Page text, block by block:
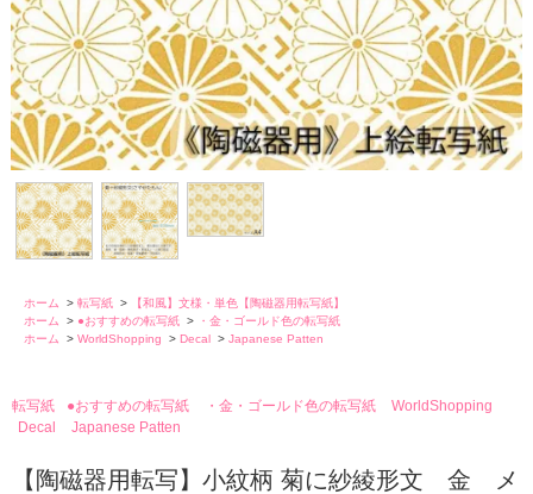
ホーム > 転写紙 >
【和風】文様・単色【陶磁器用転写紙】
ホーム
> ●おすすめの転写紙 >
・金・ゴールド色の転写紙
ホーム
> WorldShopping > Decal > Japanese Patten
転写紙 ●おすすめの転写紙 ・金・ゴールド色の転写紙
WorldShopping
Decal
Japanese Patten
【陶磁器用転写】小紋柄 菊に紗綾形文 金 メ